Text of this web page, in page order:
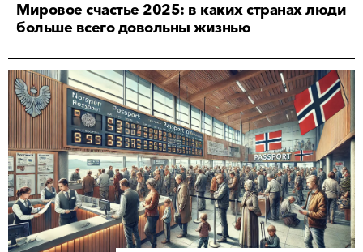
Мировое счастье 2025: в каких странах люди
больше всего довольны жизнью